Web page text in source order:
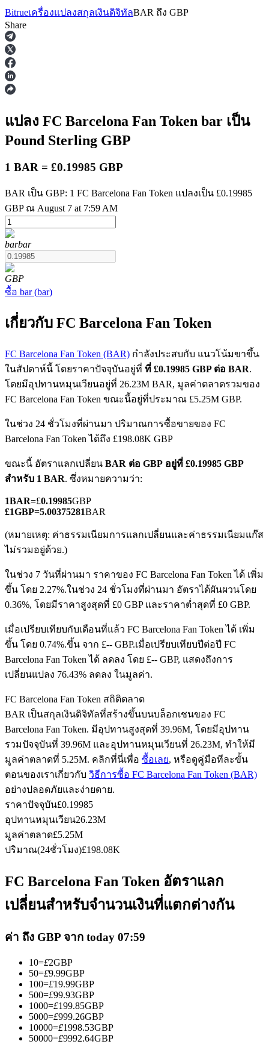
ฟิวเจอร์ส
ฟิวเจอร์ส USDT
ฟิวเจอร์สที่ใช้ USDT เป็นหลักประกัน
ฟิวเจอร์ส COIN-M
ฟิวเจอร์สสกุลเงินดิจิทัล
TradFi
อนุพันธ์ของหุ้น ฟอเร็กซ์ โลหะมีค่า และสินค้าโภคภัณฑ์
ฟิวเจอร์ส USDC
ฟิวเจอร์สที่ใช้ USDC เป็นหลักประกัน
คัดลอกการซื้อขาย
เข้าร่วมกับเทรดเดอร์ชั้นนำ
ลอกการซื้อขาย
Bitrueเครื่องแปลงสกุลเงินดิจิทัลBAR ถึง GBP
Share
แปลง FC Barcelona Fan Token bar เป็น
Pound Sterling GBP
1 BAR = £0.19985 GBP
BAR เป็น GBP: 1 FC Barcelona Fan Token แปลงเป็น £0.19985
GBP ณ August 7 at 7:59 AM
barbar
GBP
ซื้อ bar(bar)
เกี่ยวกับ FC Barcelona Fan Token
FC Barcelona Fan Token (BAR) กำลังประสบกับ แนวโน้มขาขึ้น
ในสัปดาห์นี้ โดยราคาปัจจุบันอยู่ที่ ที่ £0.19985 GBP ต่อ BAR.
โดยมีอุปทานหมุนเวียนอยู่ที่ 26.23M BAR, มูลค่าตลาดรวมของ
FC Barcelona Fan Token ขณะนี้อยู่ที่ประมาณ £5.25M GBP.
ในช่วง 24 ชั่วโมงที่ผ่านมา ปริมาณการซื้อขายของ FC
Barcelona Fan Token ได้ถึง £198.08K GBP
ขณะนี้ อัตราแลกเปลี่ยน BAR ต่อ GBP อยู่ที่ £0.19985 GBP
สำหรับ 1 BAR. ซึ่งหมายความว่า:
1BAR=£0.19985GBP
£1GBP=5.00375281BAR
(หมายเหตุ: ค่าธรรมเนียมการแลกเปลี่ยนและค่าธรรมเนียมแก๊ส
ไม่รวมอยู่ด้วย.)
ในช่วง 7 วันที่ผ่านมา ราคาของ FC Barcelona Fan Token ได้ เพิ่ม
ขึ้น โดย 2.27%.ในช่วง 24 ชั่วโมงที่ผ่านมา อัตราได้ผันผวนโดย
0.36%, โดยมีราคาสูงสุดที่ £0 GBP และราคาต่ำสุดที่ £0 GBP.
เมื่อเปรียบเทียบกับเดือนที่แล้ว FC Barcelona Fan Token ได้ เพิ่ม
ขึ้น โดย 0.74%.ขึ้น จาก £-- GBP.เมื่อเปรียบเทียบปีต่อปี FC
Barcelona Fan Token ได้ ลดลง โดย £-- GBP, แสดงถึงการ
เปลี่ยนแปลง 76.43% ลดลง ในมูลค่า.
FC Barcelona Fan Token สถิติตลาด
BAR เป็นสกุลเงินดิจิทัลที่สร้างขึ้นบนบล็อกเชนของ FC
Barcelona Fan Token. มีอุปทานสูงสุดที่ 39.96M, โดยมีอุปทาน
รวมปัจจุบันที่ 39.96M และอุปทานหมุนเวียนที่ 26.23M, ทำให้มี
มูลค่าตลาดที่ 5.25M. คลิกที่นี่เพื่อ ซื้อเลย, หรือดูคู่มือทีละขั้น
ตอนของเราเกี่ยวกับ วิธีการซื้อ FC Barcelona Fan Token (BAR)
อย่างปลอดภัยและง่ายดาย.
ราคาปัจจุบัน£0.19985
อุปทานหมุนเวียน26.23M
มูลค่าตลาด£5.25M
ปริมาณ(24ชั่วโมง)£198.08K
FC Barcelona Fan Token อัตราแลก
เปลี่ยนสำหรับจำนวนเงินที่แตกต่างกัน
ค่า ถึง GBP จาก today 07:59
10=£2GBP
50=£9.99GBP
100=£19.99GBP
500=£99.93GBP
1000=£199.85GBP
5000=£999.26GBP
10000=£1998.53GBP
50000=£9992.64GBP